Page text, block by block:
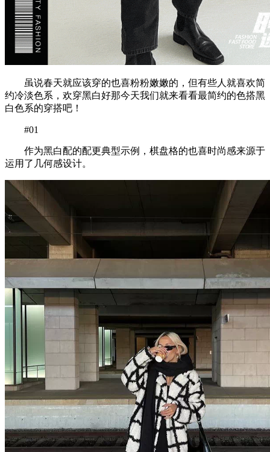
虽说春天就应该穿的也喜粉粉嫩嫩的，但有些人就喜欢简
约冷淡色系，欢穿黑白好那今天我们就来看看最简约的色搭黑
白色系的穿搭吧！
#01
作为黑白配的配更典型示例，棋盘格的也喜时尚感来源于
运用了几何感设计。